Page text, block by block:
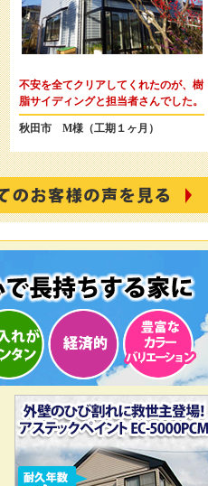
不安を全てクリアしてくれたのが、樹
脂サイディングと担当者さんでした。
秋田市 M様（工期１ヶ月）